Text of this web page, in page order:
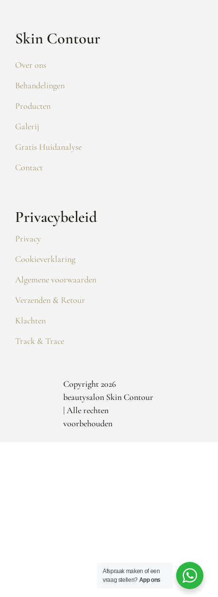
Skin Contour
Over ons
Behandelingen
Producten
Galerij
Gratis Huidanalyse
Contact
Privacybeleid
Privacy
Cookieverklaring
Algemene voorwaarden
Verzenden & Retour
Klachten
Track & Trace
Copyright 2026
beautysalon Skin Contour
| Alle rechten
voorbehouden
Afspraak maken of een
vraag stellen? App ons